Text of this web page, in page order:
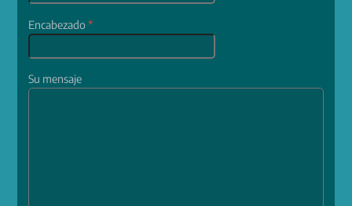
Encabezado*
Su mensaje